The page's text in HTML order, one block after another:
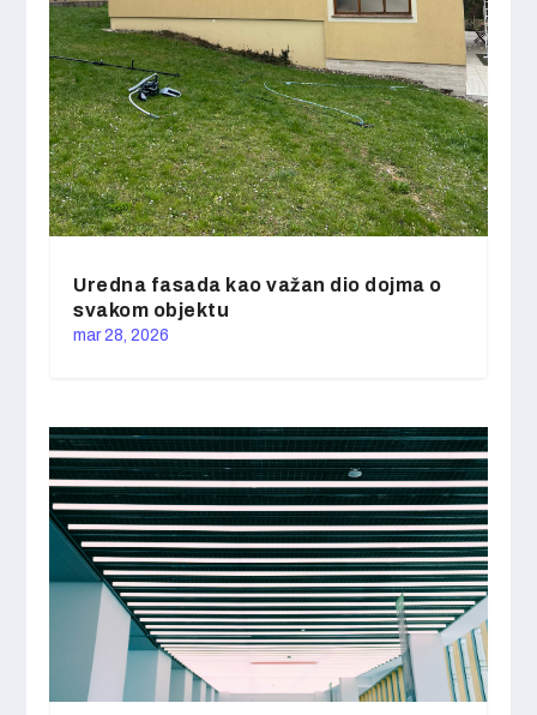
Uredna fasada kao važan dio dojma o
svakom objektu
mar 28, 2026